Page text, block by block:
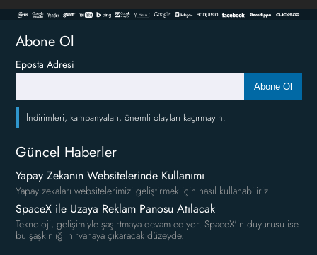
Abone Ol
Eposta Adresi
Abone Ol
İndirimleri, kampanyaları, önemli olayları kaçırmayın.
Güncel Haberler
Yapay Zekanın Websitelerinde Kullanımı
Yapay zekaları websitelerimizi geliştirmek için nasıl kullanabiliriz
SpaceX ile Uzaya Reklam Panosu Atılacak
Teknoloji, gelişimiyle şaşırtmaya devam ediyor. SpaceX'in duyurusu ise
bu şaşkınlığı nirvanaya çıkaracak düzeyde.